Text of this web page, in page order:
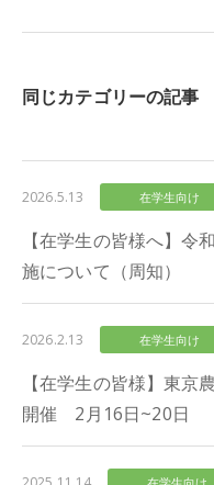
同じカテゴリーの記事
2026.5.13 在学生向け
【在学生の皆様へ】令
施について（周知）
2026.2.13 在学生向け
【在学生の皆様】東京
開催 2月16日~20日